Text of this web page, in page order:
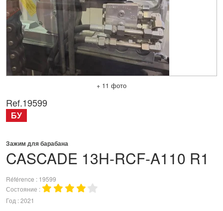
+ 11 фото
CASCADE 13H-RCF-A110 R1
Зажим для барабана
Référence
19599
Состояние
Год 2021
Ref.19599
БУ